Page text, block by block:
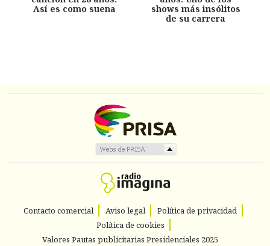
Así es como suena
shows más insólitos
de su carrera
Contacto comercial Aviso legal
Política de privacidad
Política de cookies
Valores Pautas publicitarias Presidenciales 2025